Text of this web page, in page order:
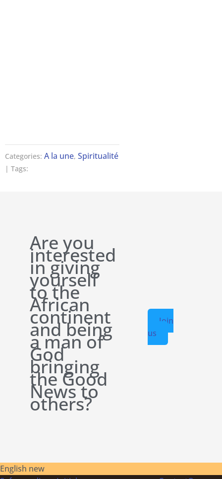
Categories: A la une, Spiritualité
| Tags:
Are you
interested
in giving
yourself
to the
African
continent
and being
a man of
God
bringing
the Good
News to
others?
Join
us
English new